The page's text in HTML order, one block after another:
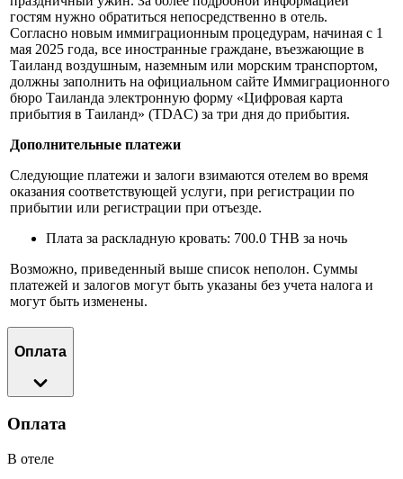
гостям нужно обратиться непосредственно в отель.
Согласно новым иммиграционным процедурам, начиная с 1
мая 2025 года, все иностранные граждане, въезжающие в
Таиланд воздушным, наземным или морским транспортом,
должны заполнить на официальном сайте Иммиграционного
бюро Таиланда электронную форму «Цифровая карта
прибытия в Таиланд» (TDAC) за три дня до прибытия.
Дополнительные платежи
Следующие платежи и залоги взимаются отелем во время
оказания соответствующей услуги, при регистрации по
прибытии или регистрации при отъезде.
Плата за раскладную кровать: 700.0 THB за ночь
Возможно, приведенный выше список неполон. Суммы
платежей и залогов могут быть указаны без учета налога и
могут быть изменены.
Оплата
Оплата
В отеле